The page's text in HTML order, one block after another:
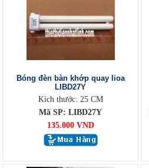
Bóng đèn bàn khớp quay lioa
LIBD27Y
Kích thước: 25 CM
Mã SP: LIBD27Y
135.000 VND